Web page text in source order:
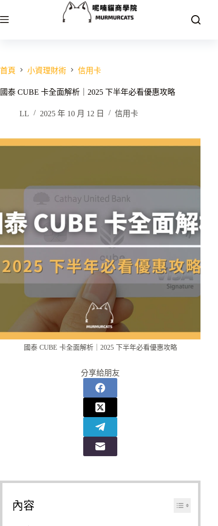
至
容
首頁 小資理財術 信用卡
國泰 CUBE 卡全面解析｜2025 下半年必看優惠攻略
LL 2025 年 10 月 12 日 信用卡
國泰 CUBE 卡全面解析｜2025 下半年必看優惠攻略
分享給朋友
內容